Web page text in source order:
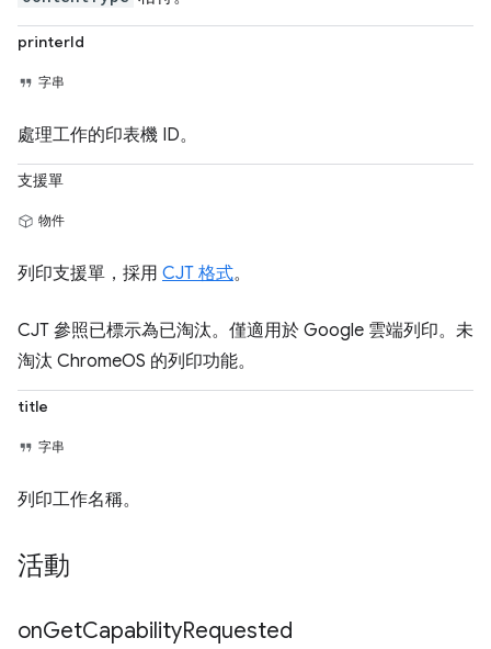
printerId
字串
處理工作的印表機 ID。
支援單
物件
列印支援單，採用 CJT 格式。
CJT 參照已標示為已淘汰。僅適用於 Google 雲端列印。未
淘汰 ChromeOS 的列印功能。
title
字串
列印工作名稱。
活動
onGetCapabilityRequested